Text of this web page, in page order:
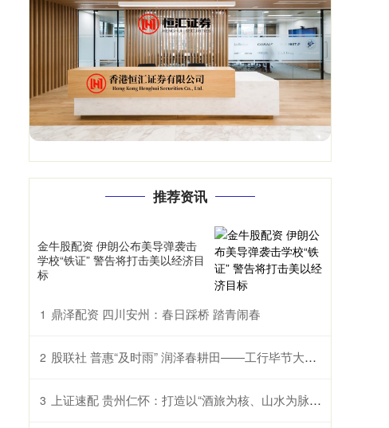
推荐资讯
金牛股配资 伊朗公布美导弹袭击
学校“铁证” 警告将打击美以经济目
标
1 鼎泽配资 四川安州：春日踩桥 踏青闹春
2 股联社 普惠“及时雨” 润泽春耕田——工行毕节大方支行助农企解困获赠锦旗
3 上证速配 贵州仁怀：打造以“酒旅为核、山水为脉、红色为魂”的国际山地度假目的地